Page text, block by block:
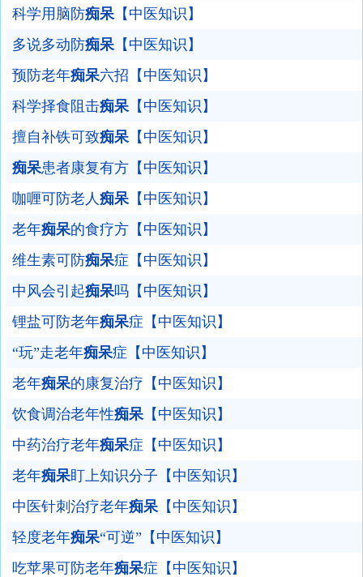
科学用脑防痴呆【中医知识】
多说多动防痴呆【中医知识】
预防老年痴呆六招【中医知识】
科学择食阻击痴呆【中医知识】
擅自补铁可致痴呆【中医知识】
痴呆患者康复有方【中医知识】
咖喱可防老人痴呆【中医知识】
老年痴呆的食疗方【中医知识】
维生素可防痴呆症【中医知识】
中风会引起痴呆吗【中医知识】
锂盐可防老年痴呆症【中医知识】
“玩”走老年痴呆症【中医知识】
老年痴呆的康复治疗【中医知识】
饮食调治老年性痴呆【中医知识】
中药治疗老年痴呆症【中医知识】
老年痴呆盯上知识分子【中医知识】
中医针刺治疗老年痴呆【中医知识】
轻度老年痴呆“可逆”【中医知识】
吃苹果可防老年痴呆症【中医知识】